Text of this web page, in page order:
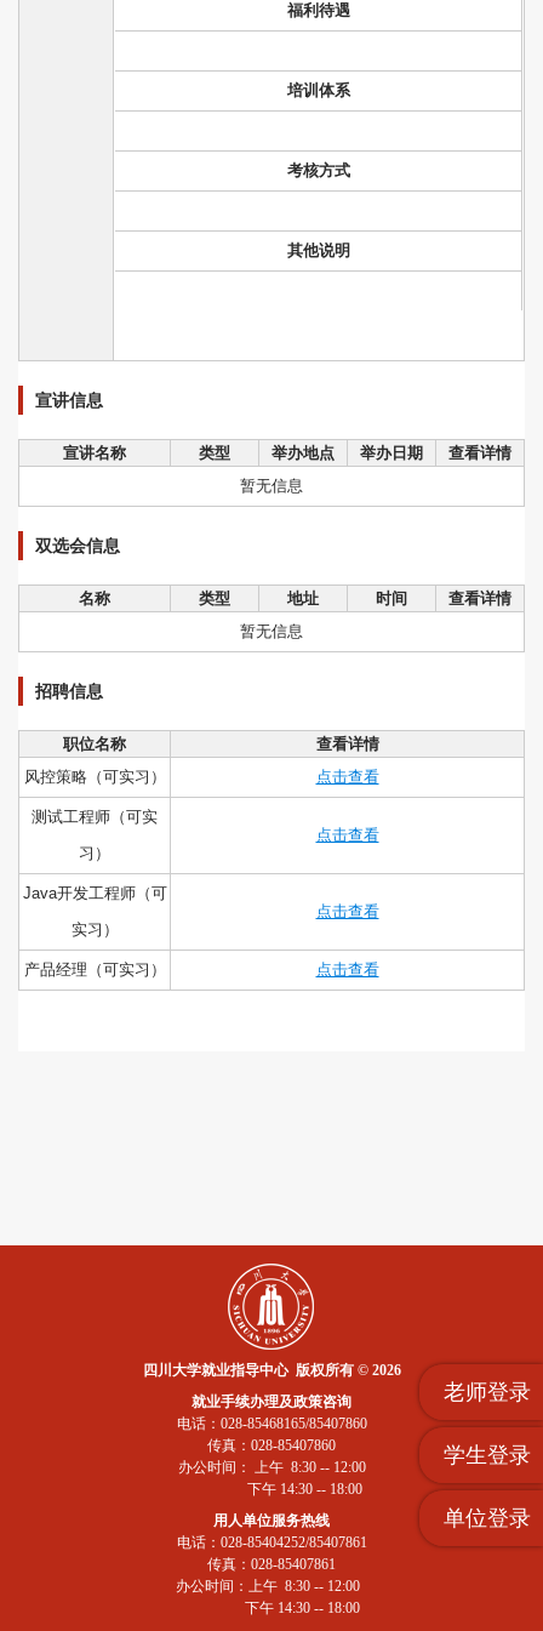
老师登录
学生登录
单位登录
福利待遇
培训体系
考核方式
其他说明
宣讲信息
宣讲名称 类型 举办地点 举办日期
查看详情
暂无信息
双选会信息
名称 类型 地址 时间
查看详情
暂无信息
招聘信息
职位名称
查看详情
风控策略（可实习）
点击查看
测试工程师（可实
习）
点击查看
Java开发工程师（可
实习）
点击查看
产品经理（可实习） 点击查看
四川大学就业指导中心 版权所有 © 2026
就业手续办理及政策咨询
电话：028-85468165/85407860
传真：028-85407860
办公时间： 上午 8:30 -- 12:00
下午 14:30 -- 18:00
用人单位服务热线
电话：028-85404252/85407861
传真：028-85407861
办公时间：上午 8:30 -- 12:00
下午 14:30 -- 18:00